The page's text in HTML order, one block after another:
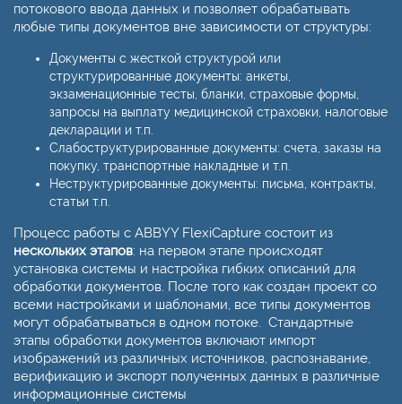
потокового ввода данных и позволяет обрабатывать
любые типы документов вне зависимости от структуры:
Документы с жесткой структурой или
структурированные документы: анкеты,
экзаменационные тесты, бланки, страховые формы,
запросы на выплату медицинской страховки, налоговые
декларации и т.п.
Слабоструктурированные документы: счета, заказы на
покупку, транспортные накладные и т.п.
Неструктурированные документы: письма, контракты,
статьи т.п.
Процесс работы с ABBYY FlexiCapture состоит из
нескольких этапов: на первом этапе происходят
установка системы и настройка гибких описаний для
обработки документов. После того как создан проект со
всеми настройками и шаблонами, все типы документов
могут обрабатываться в одном потоке. Стандартные
этапы обработки документов включают импорт
изображений из различных источников, распознавание,
верификацию и экспорт полученных данных в различные
информационные системы